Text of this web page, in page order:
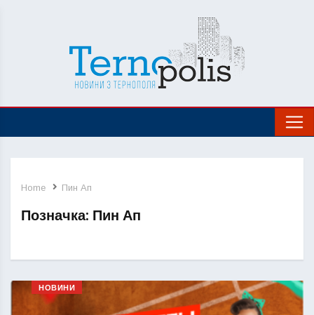
Home Пин Ап
Позначка: Пин Ап
НОВИНИ